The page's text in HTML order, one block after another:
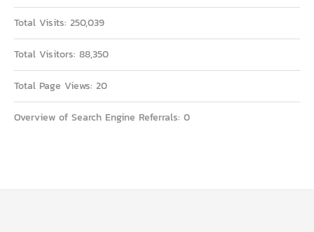
Total Visits: 250,039
Total Visitors: 88,350
Total Page Views: 20
Overview of Search Engine Referrals: 0